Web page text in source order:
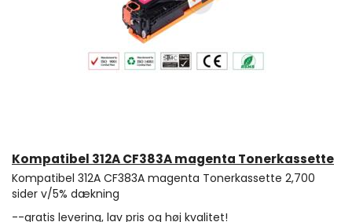
Kompatibel 312A CF383A magenta Tonerkassette
Kompatibel 312A CF383A magenta Tonerkassette 2,700
sider v/5% dækning
--gratis levering, lav pris og høj kvalitet!